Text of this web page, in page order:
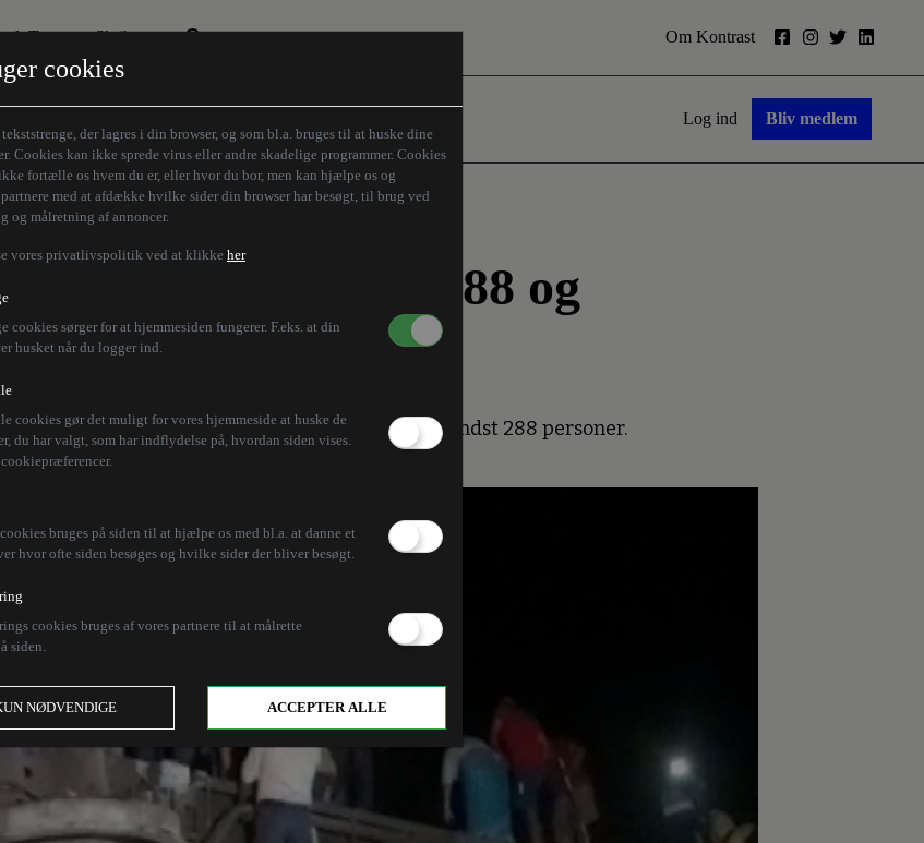
cookies
der lagres i din browser, og som bl.a. bruges til at huske dine
Cookies kan ikke sprede virus eller andre skadelige programmer. Cookies
fortælle os hvem du er, eller hvor du bor, men kan hjælpe os og
med at afdække hvilke sider din browser har besøgt, til brug ved
og målretning af annoncer.
vores privatlivspolitik ved at klikke her
cookies sørger for at hjemmesiden fungerer. F.eks. at din
husket når du logger ind.
cookies gør det muligt for vores hjemmeside at huske de
du har valgt, som har indflydelse på, hvordan siden vises.
cookiepræferencer.
bruges på siden til at hjælpe os med bl.a. at danne et
hvor ofte siden besøges og hvilke sider der bliver besøgt.
cookies bruges af vores partnere til at målrette
siden.
NØDVENDIGE ACCEPTER ALLE
Tema
Den borgelige brille
Humaniora forfra
Store Danskere
Skribenter
Z-aksen
Om Kontrast
Log ind Bliv medlem
Indien og dræber 288 og
en voldsom ulykke i Indien, der har dræbt mindst 288 personer.